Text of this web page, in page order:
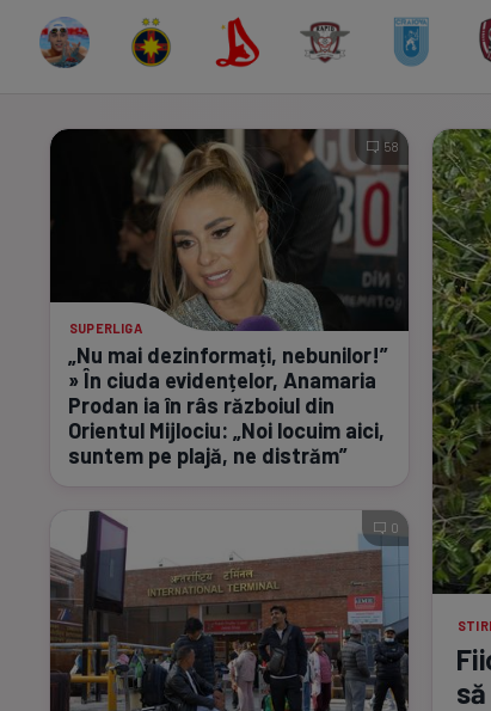
SUPERLIGA
„Nu mai dezinformați, nebunilor!”
» În ciuda evidențelor, Anamaria
Prodan ia în râs războiul din
Orientul Mijlociu: „Noi locuim aici,
suntem pe plajă, ne distrăm”
58
0